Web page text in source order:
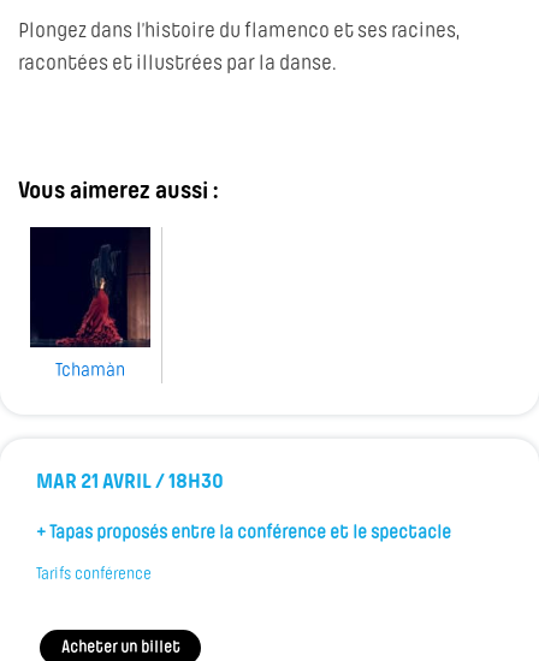
Plongez dans l’histoire du flamenco et ses racines,
racontées et illustrées par la danse.
Vous aimerez aussi :
Tchamàn
MAR 21 AVRIL / 18H30
+ Tapas proposés entre la conférence et le spectacle
Tarifs conférence
Acheter un billet